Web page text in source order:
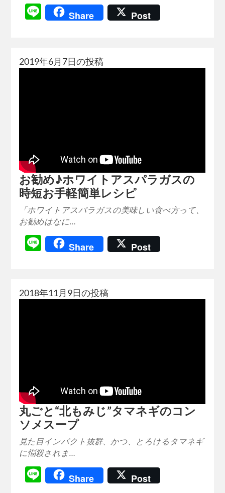
LineShare Post
2019年6月7日の投稿
お勧め♪ホワイトアスパラガスの
時短お手軽簡単レシピ
「ホワイトアスパラガスの美味しい食べ方って、
お勧めはなに…
LineShare Post
2018年11月9日の投稿
丸ごと“北もみじ”タマネギのコン
ソメスープ
見た目インパクト抜群、かつ、とろけるタマネギ
に悩殺されま…
LineShare Post